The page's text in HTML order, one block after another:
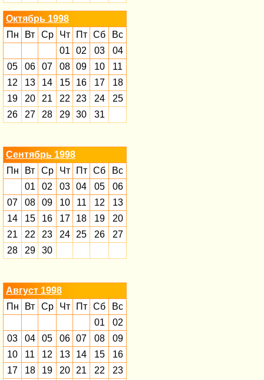
Октябрь 1998
Пн
Вт Ср Чт Пт Сб
Вс
01
02 03
04
05
06 07 08 09 10
11
12
13 14 15 16 17
18
19
20 21 22 23 24
25
26
27 28 29 30 31
Сентябрь 1998
Пн
Вт Ср Чт Пт Сб
Вс
01
02 03 04 05
06
07
08 09 10 11 12
13
14
15 16 17 18 19
20
21
22 23 24 25 26
27
28
29 30
Август 1998
Пн
Вт Ср Чт Пт Сб
Вс
01
02
03
04 05 06 07 08
09
10
11 12 13 14 15
16
17
18 19 20 21 22
23